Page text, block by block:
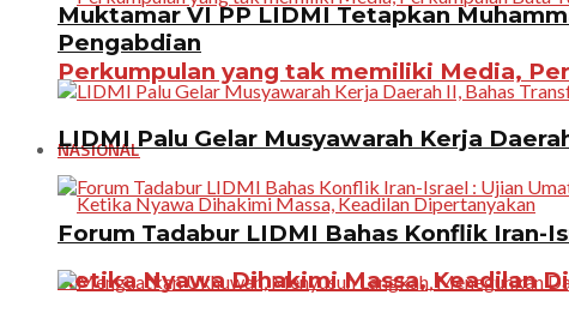
Perkumpulan yang tak memiliki Media,
NASIONAL
Ketika Nyawa Dihakimi Massa, Keadilan
Muktamar VI PP LIDMI Tetapkan
Pengabdian
LIDMI Palu Gelar Musyawarah Kerja
Forum Tadabur LIDMI Bahas Konflik Iran-